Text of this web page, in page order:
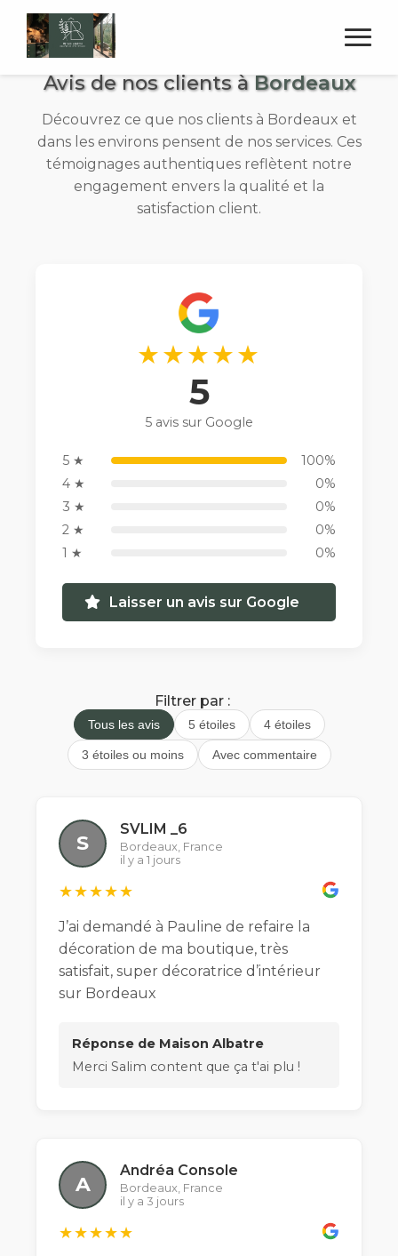
Avis de nos clients à Bordeaux
Découvrez ce que nos clients à Bordeaux et
dans les environs pensent de nos services. Ces
témoignages authentiques reflètent notre
engagement envers la qualité et la
satisfaction client.
★★★★★
5
5 avis sur Google
5 ★
100%
4 ★
0%
3 ★
0%
2 ★
0%
1 ★
0%
Laisser un avis sur Google
Filtrer par :
Tous les avis 5 étoiles 4 étoiles
3 étoiles ou moins Avec commentaire
S
SVLIM _6
Bordeaux, France
il y a 1 jours
★★★★★
J’ai demandé à Pauline de refaire la
décoration de ma boutique, très
satisfait, super décoratrice d’intérieur
sur Bordeaux
Réponse de Maison Albatre
Merci Salim content que ça t'ai plu !
A
Andréa Console
Bordeaux, France
il y a 3 jours
★★★★★